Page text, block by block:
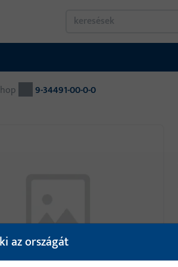
9-34491-00-0-0
az országát